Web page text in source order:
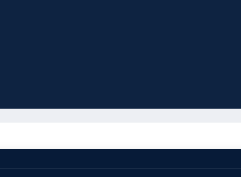
肃省兰州市的兰州新区秦川精细化工园区